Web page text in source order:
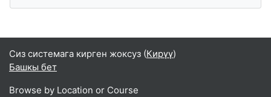
Сиз системага кирген жоксуз (Кирүү)
Башкы бет
Browse by Location or Course